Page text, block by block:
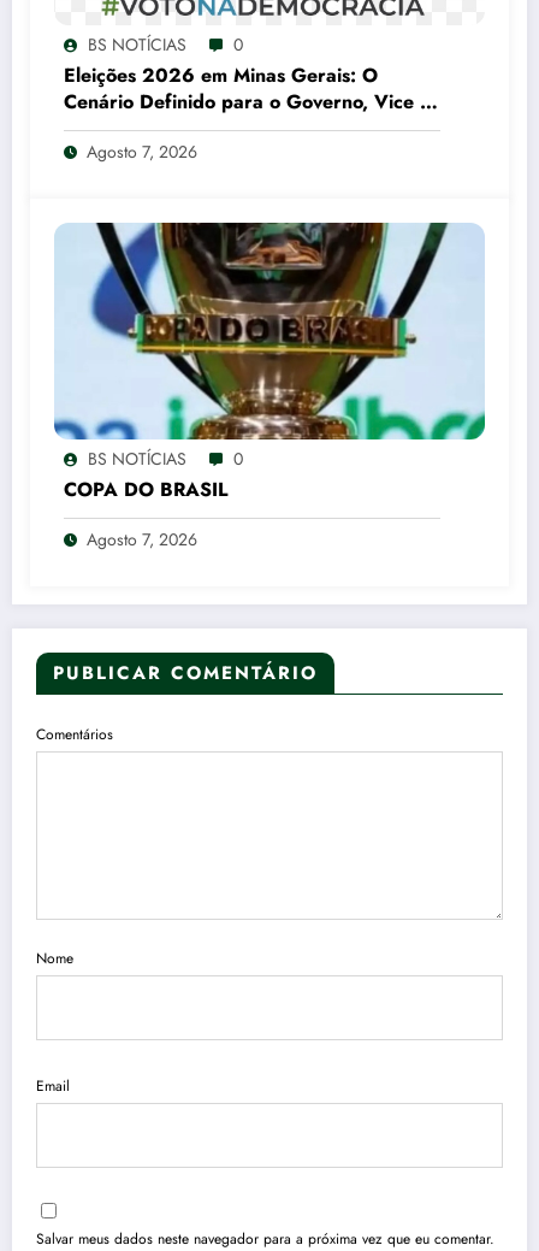
BS NOTÍCIAS 0
Eleições 2026 em Minas Gerais: O
Cenário Definido para o Governo, Vice e
Senado
Agosto 7, 2026
BS NOTÍCIAS 0
COPA DO BRASIL
Agosto 7, 2026
PUBLICAR COMENTÁRIO
Comentários
Nome
Email
Salvar meus dados neste navegador para a próxima vez que eu comentar.